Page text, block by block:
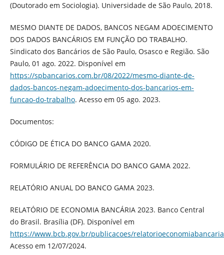
(Doutorado em Sociologia). Universidade de São Paulo, 2018.
MESMO DIANTE DE DADOS, BANCOS NEGAM ADOECIMENTO
DOS DADOS BANCÁRIOS EM FUNÇÃO DO TRABALHO.
Sindicato dos Bancários de São Paulo, Osasco e Região. São
Paulo, 01 ago. 2022. Disponível em
https://spbancarios.com.br/08/2022/mesmo-diante-de-
dados-bancos-negam-adoecimento-dos-bancarios-em-
funcao-do-trabalho. Acesso em 05 ago. 2023.
Documentos:
CÓDIGO DE ÉTICA DO BANCO GAMA 2020.
FORMULÁRIO DE REFERÊNCIA DO BANCO GAMA 2022.
RELATÓRIO ANUAL DO BANCO GAMA 2023.
RELATÓRIO DE ECONOMIA BANCÁRIA 2023. Banco Central
do Brasil. Brasília (DF). Disponível em
https://www.bcb.gov.br/publicacoes/relatorioeconomiabancaria
Acesso em 12/07/2024.